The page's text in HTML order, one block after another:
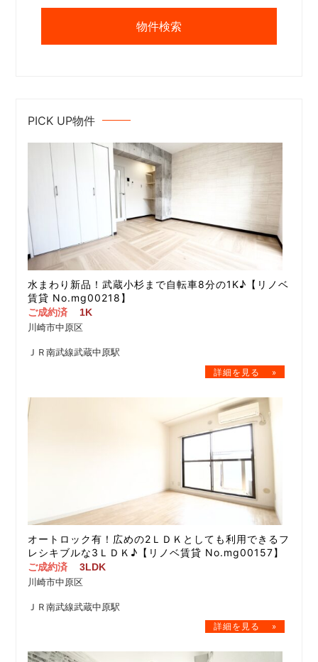
PICK UP物件
水まわり新品！武蔵小杉まで自転車8分の1K♪【リノベ
賃貸 No.mg00218】
ご成約済
1K
川崎市中原区
ＪＲ南武線武蔵中原駅
オートロック有！広めの2ＬＤＫとしても利用できるフ
レシキブルな3ＬＤＫ♪【リノベ賃貸 No.mg00157】
ご成約済
3LDK
川崎市中原区
ＪＲ南武線武蔵中原駅